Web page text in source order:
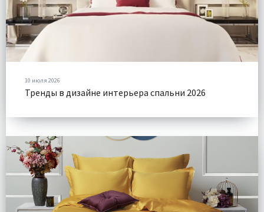
10 июля 2026
Тренды в дизайне интерьера спальни 2026